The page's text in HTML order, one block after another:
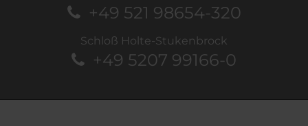
+49 521 98654-320
Schloß Holte-Stukenbrock
+49 5207 99166-0